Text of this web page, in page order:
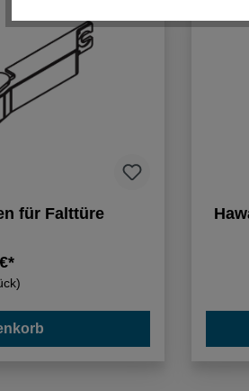
für Falttüre